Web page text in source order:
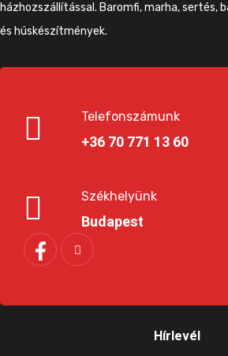
házhozszállítással. Baromfi, marha, sertés,
és húskészítmények.
Telefonszámunk
+36 70 771 13 60
Székhelyünk
Budapest
Hírlevél